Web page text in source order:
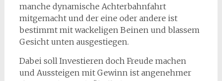
manche dynamische Achterbahnfahrt
mitgemacht und der eine oder andere ist
bestimmt mit wackeligen Beinen und blassem
Gesicht unten ausgestiegen.
Dabei soll Investieren doch Freude machen
und Aussteigen mit Gewinn ist angenehmer